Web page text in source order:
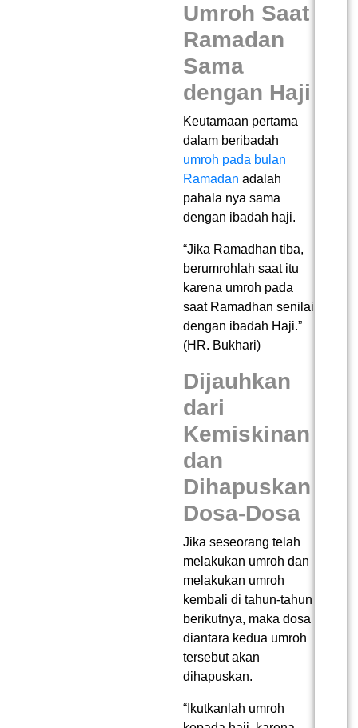
Umroh Saat
Ramadan
Sama
dengan Haji
Keutamaan pertama
dalam beribadah
umroh pada bulan
Ramadan adalah
pahala nya sama
dengan ibadah haji.
“Jika Ramadhan tiba,
berumrohlah saat itu
karena umroh pada
saat Ramadhan senilai
dengan ibadah Haji.”
(HR. Bukhari)
Dijauhkan
dari
Kemiskinan
dan
Dihapuskan
Dosa-Dosa
Jika seseorang telah
melakukan umroh dan
melakukan umroh
kembali di tahun-tahun
berikutnya, maka dosa
diantara kedua umroh
tersebut akan
dihapuskan.
“Ikutkanlah umroh